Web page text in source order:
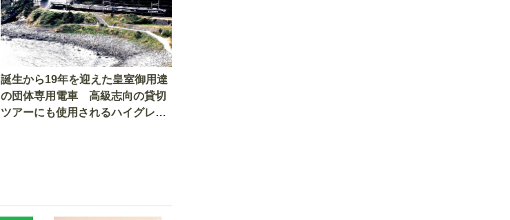
誕生から19年を迎えた皇室御用達
の団体専用電車 高級志向の貸切
ツアーにも使用されるハイグレー